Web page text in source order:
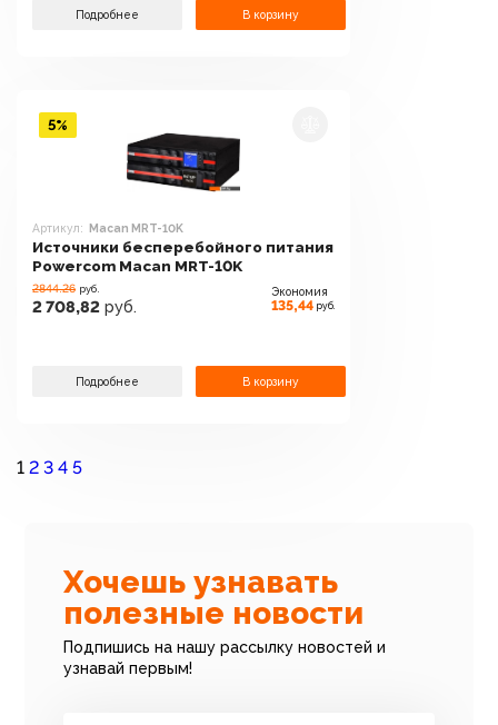
Подробнее В корзину
Артикул: Macan MRT-10K
Источники бесперебойного питания
Powercom Macan MRT-10K
2844.26 руб.
2 708,82 руб.
Экономия
135,44 руб.
Подробнее В корзину
5%
1 2 3 4 5
Хочешь узнавать
полезные новости
Подпишись на нашу рассылку новостей и
узнавай первым!